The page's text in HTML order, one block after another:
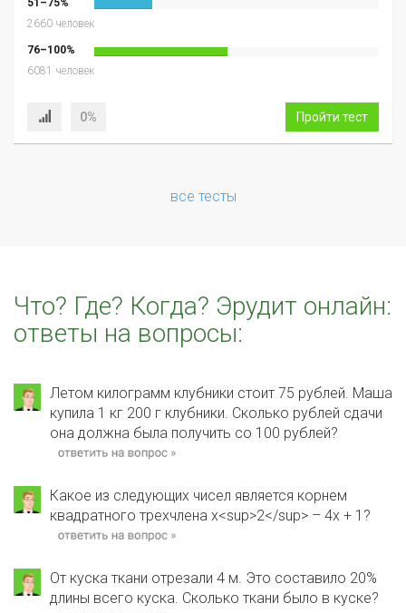
2660 человек
76–100%
6081 человек
0% Пройти тест
все тесты
Что? Где? Когда? Эрудит онлайн:
ответы на вопросы:
Летом килограмм клубники стоит 75 рублей. Маша
купила 1 кг 200 г клубники. Сколько рублей сдачи
она должна была получить со 100 рублей?
Какое из следующих чисел является корнем
квадратного трехчлена х<sup>2</sup> – 4х + 1?
От куска ткани отрезали 4 м. Это составило 20%
длины всего куска. Сколько ткани было в куске?